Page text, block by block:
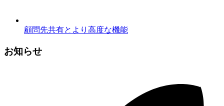
顧問先共有とより高度な機能
お知らせ